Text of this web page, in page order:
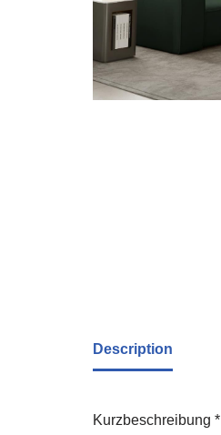
Description
Kurzbeschreibung *